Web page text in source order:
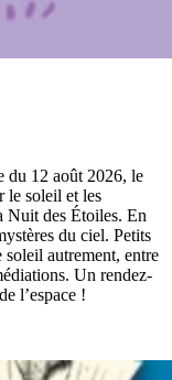
du 12 août 2026, le
le soleil et les
Nuit des Étoiles. En
du ciel. Petits
soleil autrement, entre
Un rendez-
l’espace !